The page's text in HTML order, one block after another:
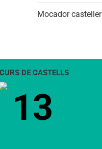
Mocador casteller
DE CASTELLS
13